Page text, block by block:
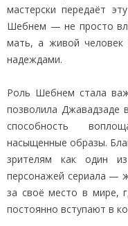
мастерски передаёт
Шебнем — не просто
мать, а живой человек
надеждами.
Роль Шебнем стала
позволила Джавадзаде
способность
насыщенные образы.
зрителям как один
персонажей сериала —
за своё место в мире,
постоянно вступают в